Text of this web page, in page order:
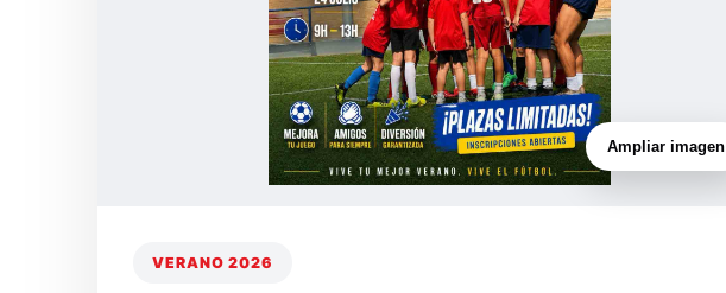
Ampliar imagen
VERANO 2026